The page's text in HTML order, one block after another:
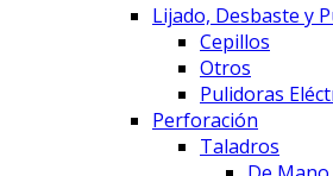
Lijado, Desbaste y
Cepillos
Otros
Pulidoras
Perforación
Taladros